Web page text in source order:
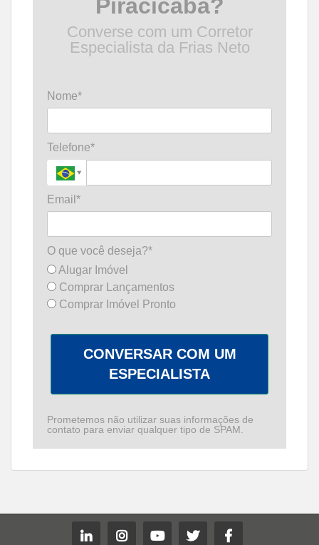
Piracicaba?
Converse com um Corretor
Especialista da Frias Neto
Nome*
Telefone*
Email*
O que você deseja?*
Alugar Imóvel
Comprar Lançamentos
Comprar Imóvel Pronto
CONVERSAR COM UM
ESPECIALISTA
Prometemos não utilizar suas informações de
contato para enviar qualquer tipo de SPAM.